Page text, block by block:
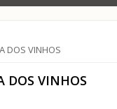
DOS VINHOS
DOS VINHOS